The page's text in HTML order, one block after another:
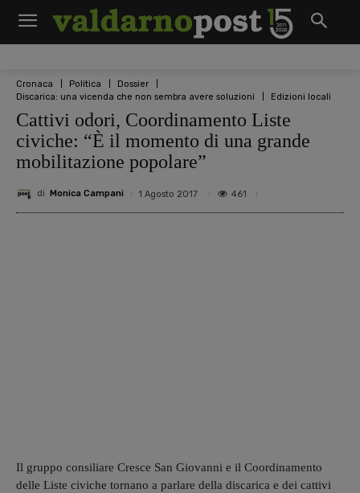
Cronaca Politica
Dossier
Discarica: una vicenda che non sembra avere soluzioni
Edizioni locali
Cattivi odori, Coordinamento Liste
civiche: “È il momento di una grande
mobilitazione popolare”
di Monica Campani 1 Agosto 2017 461
Il gruppo consiliare Cresce San Giovanni e il Coordinamento
delle Liste civiche tornano a parlare della discarica e dei cattivi